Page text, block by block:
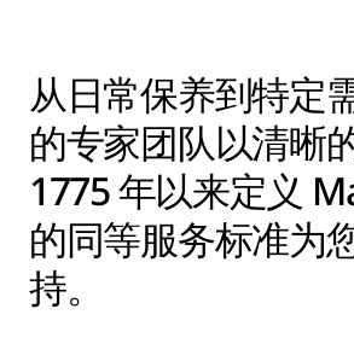
从日常保养到特定
的专家团队以清晰
1775 年以来定义
的同等服务标准为
持。